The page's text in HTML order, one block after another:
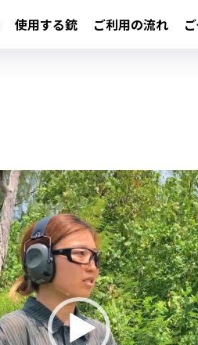
使用する銃 ご利用の流れ